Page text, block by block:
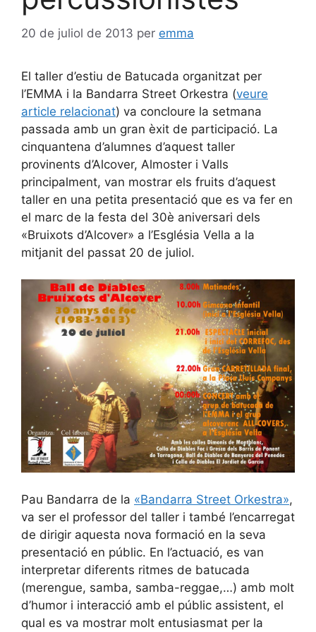
20 de juliol de 2013 per emma
El taller d’estiu de Batucada organitzat per
l’EMMA i la Bandarra Street Orkestra (veure
article relacionat) va concloure la setmana
passada amb un gran èxit de participació. La
cinquantena d’alumnes d’aquest taller
provinents d’Alcover, Almoster i Valls
principalment, van mostrar els fruits d’aquest
taller en una petita presentació que es va fer en
el marc de la festa del 30è aniversari dels
«Bruixots d’Alcover» a l’Església Vella a la
mitjanit del passat 20 de juliol.
Pau Bandarra de la «Bandarra Street Orkestra»,
va ser el professor del taller i també l’encarregat
de dirigir aquesta nova formació en la seva
presentació en públic. En l’actuació, es van
interpretar diferents ritmes de batucada
(merengue, samba, samba-reggae,…) amb molt
d’humor i interacció amb el públic assistent, el
qual es va mostrar molt entusiasmat per la